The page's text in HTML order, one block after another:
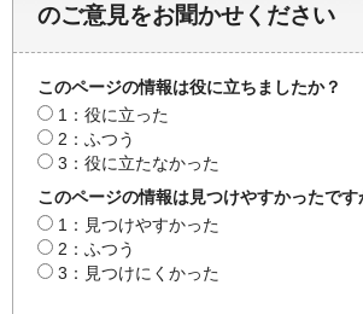
のご意見をお聞かせください
このページの情報は役に立ちましたか？
1：役に立った
2：ふつう
3：役に立たなかった
このページの情報は見つけやすかったです
1：見つけやすかった
2：ふつう
3：見つけにくかった